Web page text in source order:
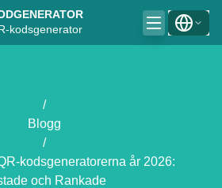
kodsgenerator
/
Blogg
/
kodsgeneratorerna år 2026:
och Rankade